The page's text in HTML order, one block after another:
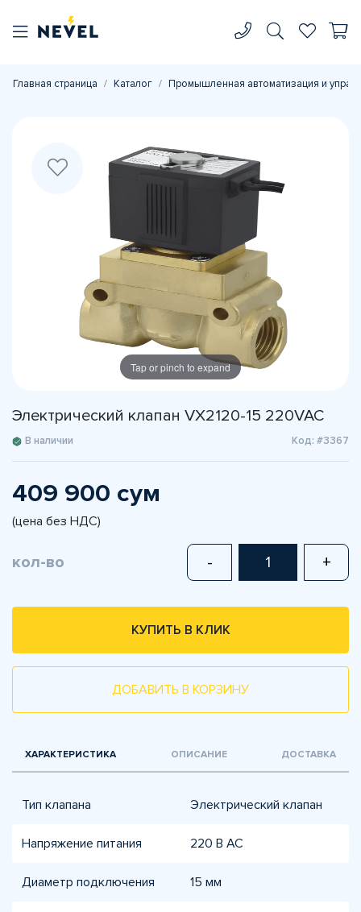
Главная страница Каталог Промышленная автоматизация и
Tap or pinch to expand
Электрический клапан VX2120-15 220VAC
В наличии Код: #3367
409 900 сум
(цена без НДС)
кол-во - +
КУПИТЬ В КЛИК
ДОБАВИТЬ В КОРЗИНУ
ХАРАКТЕРИСТИКА ОПИСАНИЕ ДОСТАВКА
Тип клапана Электрический клапан
Напряжение питания 220 В AC
Диаметр подключения 15 мм